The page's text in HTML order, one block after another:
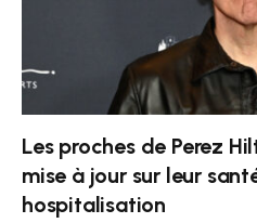
Les proches de Perez
mise à jour sur leur
hospitalisation